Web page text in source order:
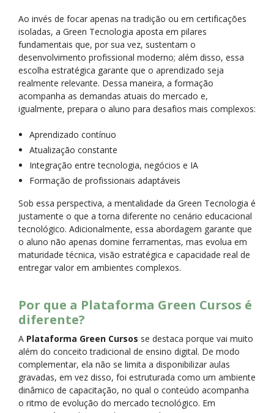
Ao invés de focar apenas na tradição ou em certificações
isoladas, a Green Tecnologia aposta em pilares
fundamentais que, por sua vez, sustentam o
desenvolvimento profissional moderno; além disso, essa
escolha estratégica garante que o aprendizado seja
realmente relevante. Dessa maneira, a formação
acompanha as demandas atuais do mercado e,
igualmente, prepara o aluno para desafios mais complexos:
Aprendizado contínuo
Atualização constante
Integração entre tecnologia, negócios e IA
Formação de profissionais adaptáveis
Sob essa perspectiva, a mentalidade da Green Tecnologia é
justamente o que a torna diferente no cenário educacional
tecnológico. Adicionalmente, essa abordagem garante que
o aluno não apenas domine ferramentas, mas evolua em
maturidade técnica, visão estratégica e capacidade real de
entregar valor em ambientes complexos.
Por que a Plataforma Green Cursos é
diferente?
A Plataforma Green Cursos se destaca porque vai muito
além do conceito tradicional de ensino digital. De modo
complementar, ela não se limita a disponibilizar aulas
gravadas, em vez disso, foi estruturada como um ambiente
dinâmico de capacitação, no qual o conteúdo acompanha
o ritmo de evolução do mercado tecnológico. Em